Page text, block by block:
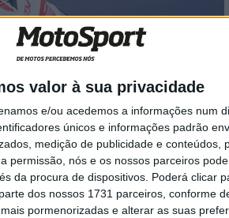
valor à sua privacidade
e/ou acedemos a informações num
únicos e informações padrão
medição de publicidade e conteúdos,
permissão, nós e os nossos parceiros
da procura de dispositivos. Poderá clicar
dos nossos 1731 parceiros, conforme
pormenorizadas e alterar as suas